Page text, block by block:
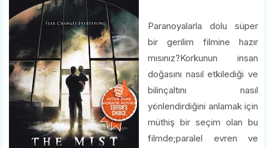
Paranoyalarla dolu süper
bir gerilim filmine hazır
mısınız?Korkunun insan
doğasını nasıl etkilediği ve
bilinçaltını nasıl
yönlendirdiğini anlamak için
müthiş bir seçim olan bu
filmde;paralel evren ve